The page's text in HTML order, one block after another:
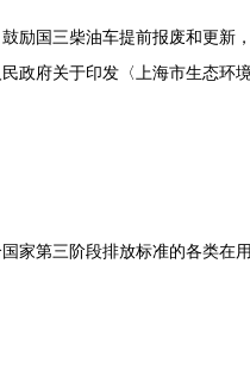
国三柴油车提前报废和更新
政府关于印发〈上海市生态环境
第三阶段排放标准的各类在